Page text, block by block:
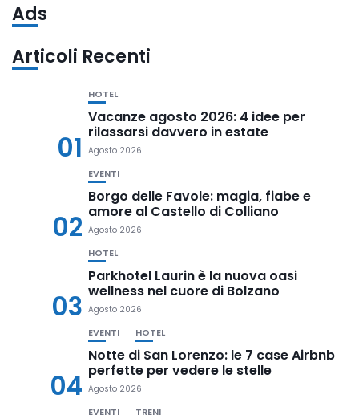
Ads
Articoli Recenti
01
HOTEL
Vacanze agosto 2026: 4 idee per
rilassarsi davvero in estate
Agosto 2026
02
EVENTI
Borgo delle Favole: magia, fiabe e
amore al Castello di Colliano
Agosto 2026
03
HOTEL
Parkhotel Laurin è la nuova oasi
wellness nel cuore di Bolzano
Agosto 2026
04
EVENTI HOTEL
Notte di San Lorenzo: le 7 case Airbnb
perfette per vedere le stelle
Agosto 2026
EVENTI TRENI